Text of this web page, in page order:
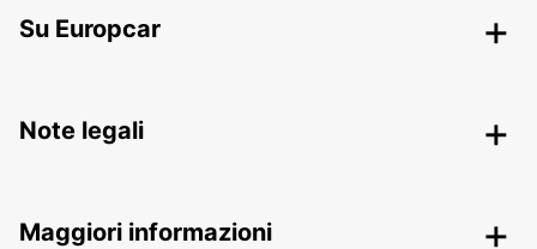
Su Europcar
Note legali
Maggiori informazioni